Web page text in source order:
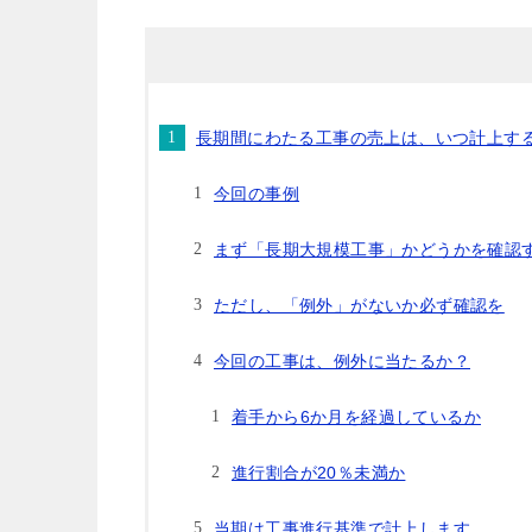
長期間にわたる工事の売上は、いつ計上す
今回の事例
まず「長期大規模工事」かどうかを確認
ただし、「例外」がないか必ず確認を
今回の工事は、例外に当たるか？
着手から6か月を経過しているか
進行割合が20％未満か
当期は工事進行基準で計上します